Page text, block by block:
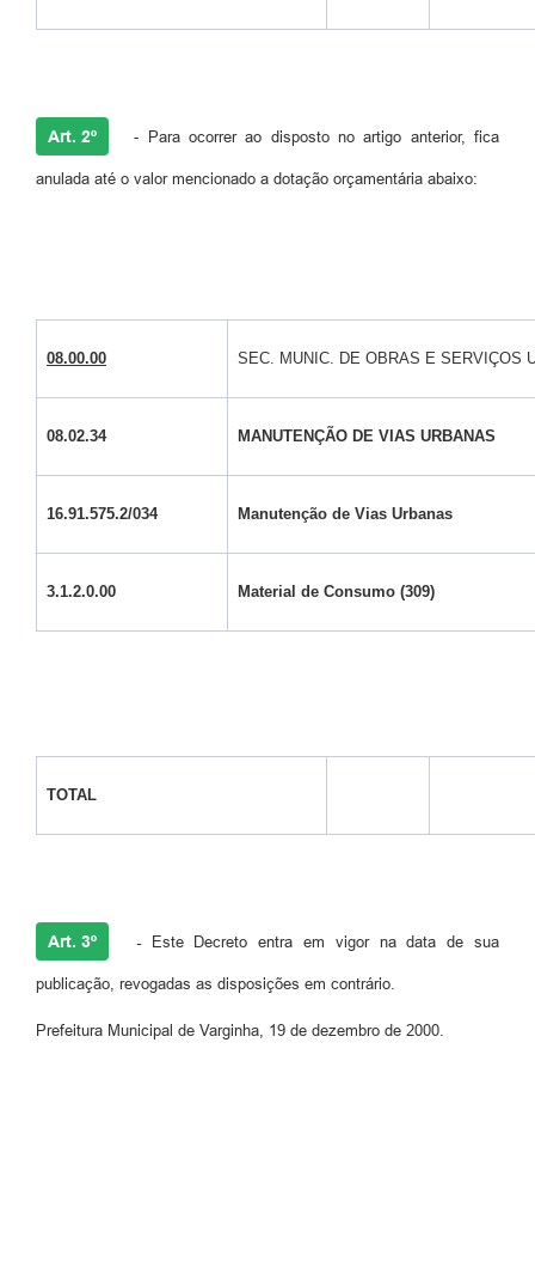
Art. 2º - Para ocorrer ao disposto no artigo anterior, fica
anulada até o valor mencionado a dotação orçamentária abaixo:
08.00.00 SEC. MUNIC. DE OBRAS E SERVIÇOS
08.02.34 MANUTENÇÃO DE VIAS URBANAS
16.91.575.2/034 Manutenção de Vias Urbanas
3.1.2.0.00 Material de Consumo (309)
TOTAL
Art. 3º - Este Decreto entra em vigor na data de sua
publicação, revogadas as disposições em contrário.
Prefeitura Municipal de Varginha, 19 de dezembro de 2000.